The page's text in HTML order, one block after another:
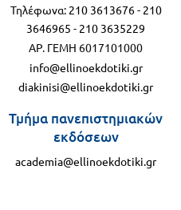
Τηλέφωνα: 210 3613676- 210
3646965 - 210 3635229
ΑΡ. ΓΕΜΗ 6017101000
info@ellinoekdotiki.gr
diakinisi@ellinoekdotiki.gr
Τμήμα πανεπιστημιακών
εκδόσεων
academia@ellinoekdotiki.gr